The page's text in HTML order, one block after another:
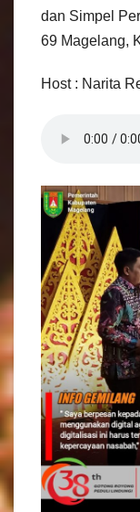
dan Simpel
69 Magelang,
Host : Narita